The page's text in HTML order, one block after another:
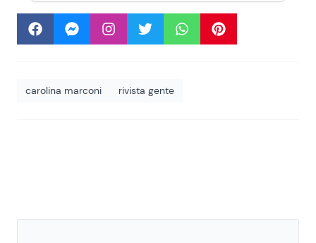
carolina marconi rivista gente